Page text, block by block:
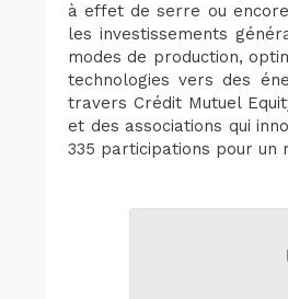
à effet de serre ou
les investissements
modes de production,
technologies vers des
travers Crédit Mutuel
et des associations qui
335 participations pour un